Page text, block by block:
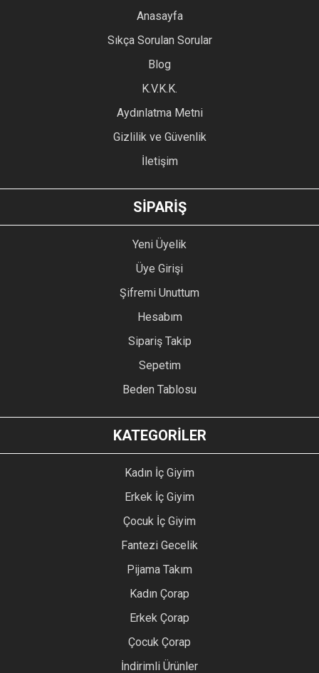
Anasayfa
Sıkça Sorulan Sorular
Blog
K.V.K.K.
Aydınlatma Metni
Gizlilik ve Güvenlik
İletişim
SİPARİŞ
Yeni Üyelik
Üye Girişi
Şifremi Unuttum
Hesabım
Sipariş Takip
Sepetim
Beden Tablosu
KATEGORİLER
Kadın İç Giyim
Erkek İç Giyim
Çocuk İç Giyim
Fantezi Gecelik
Pijama Takım
Kadın Çorap
Erkek Çorap
Çocuk Çorap
İndirimli Ürünler